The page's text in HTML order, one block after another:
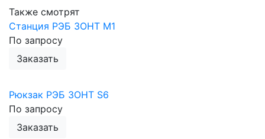
Также смотрят
Станция РЭБ ЗОНТ М1
По запросу
Заказать
Рюкзак РЭБ ЗОНТ S6
По запросу
Заказать